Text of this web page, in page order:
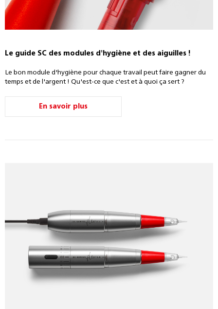
Le guide SC des modules d'hygiène et des aiguilles !
Le bon module d'hygiène pour chaque travail peut faire gagner du
temps et de l'argent ! Qu'est-ce que c'est et à quoi ça sert ?
En savoir plus